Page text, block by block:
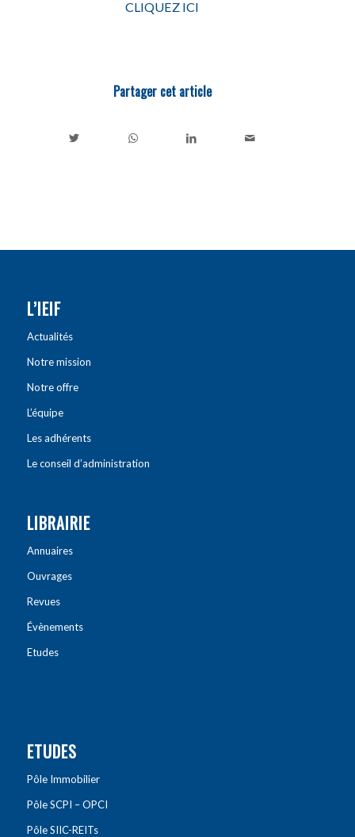
CLIQUEZ ICI
Partager cet article
L’IEIF
Actualités
Notre mission
Notre offre
L’équipe
Les adhérents
Le conseil d’administration
LIBRAIRIE
Annuaires
Ouvrages
Revues
Évènements
Etudes
ETUDES
Pôle Immobilier
Pôle SCPI – OPCI
Pôle SIIC-REITs